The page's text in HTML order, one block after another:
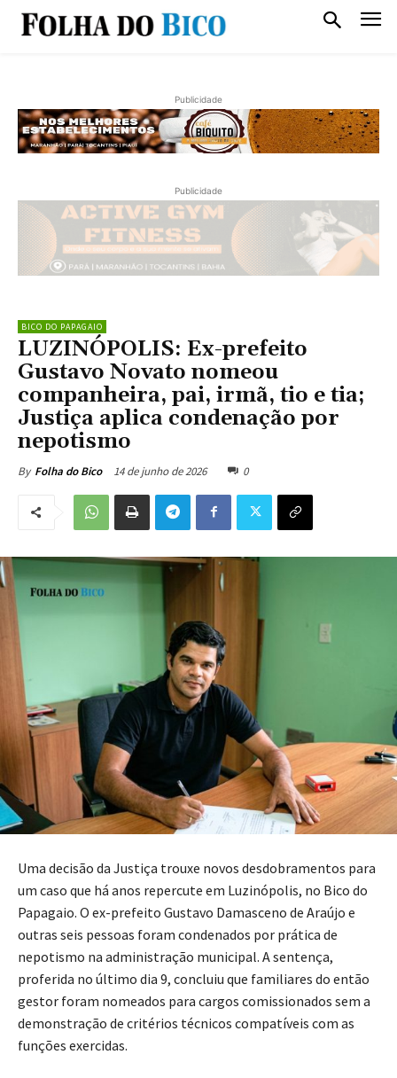
Publicidade
Publicidade
BICO DO PAPAGAIO
LUZINÓPOLIS: Ex-prefeito
Gustavo Novato nomeou
companheira, pai, irmã, tio e tia;
Justiça aplica condenação por
nepotismo
By Folha do Bico 14 de junho de 2026 0
Uma decisão da Justiça trouxe novos desdobramentos para
um caso que há anos repercute em Luzinópolis, no Bico do
Papagaio. O ex-prefeito Gustavo Damasceno de Araújo e
outras seis pessoas foram condenados por prática de
nepotismo na administração municipal. A sentença,
proferida no último dia 9, concluiu que familiares do então
gestor foram nomeados para cargos comissionados sem a
demonstração de critérios técnicos compatíveis com as
funções exercidas.